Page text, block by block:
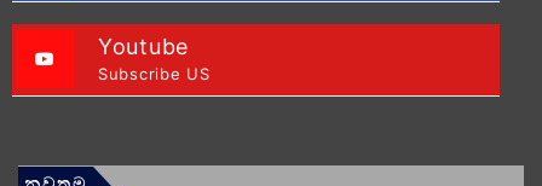
Youtube
Subscribe US